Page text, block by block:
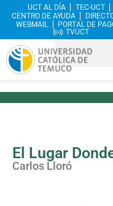
UCT AL DÍA
TEC-UCT
CENTRO DE AYUDA
WEBMAIL
PORTAL DE
TVUCT
El Lugar
Carlos Lloró